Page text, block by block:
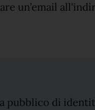
un’email
pubblico di